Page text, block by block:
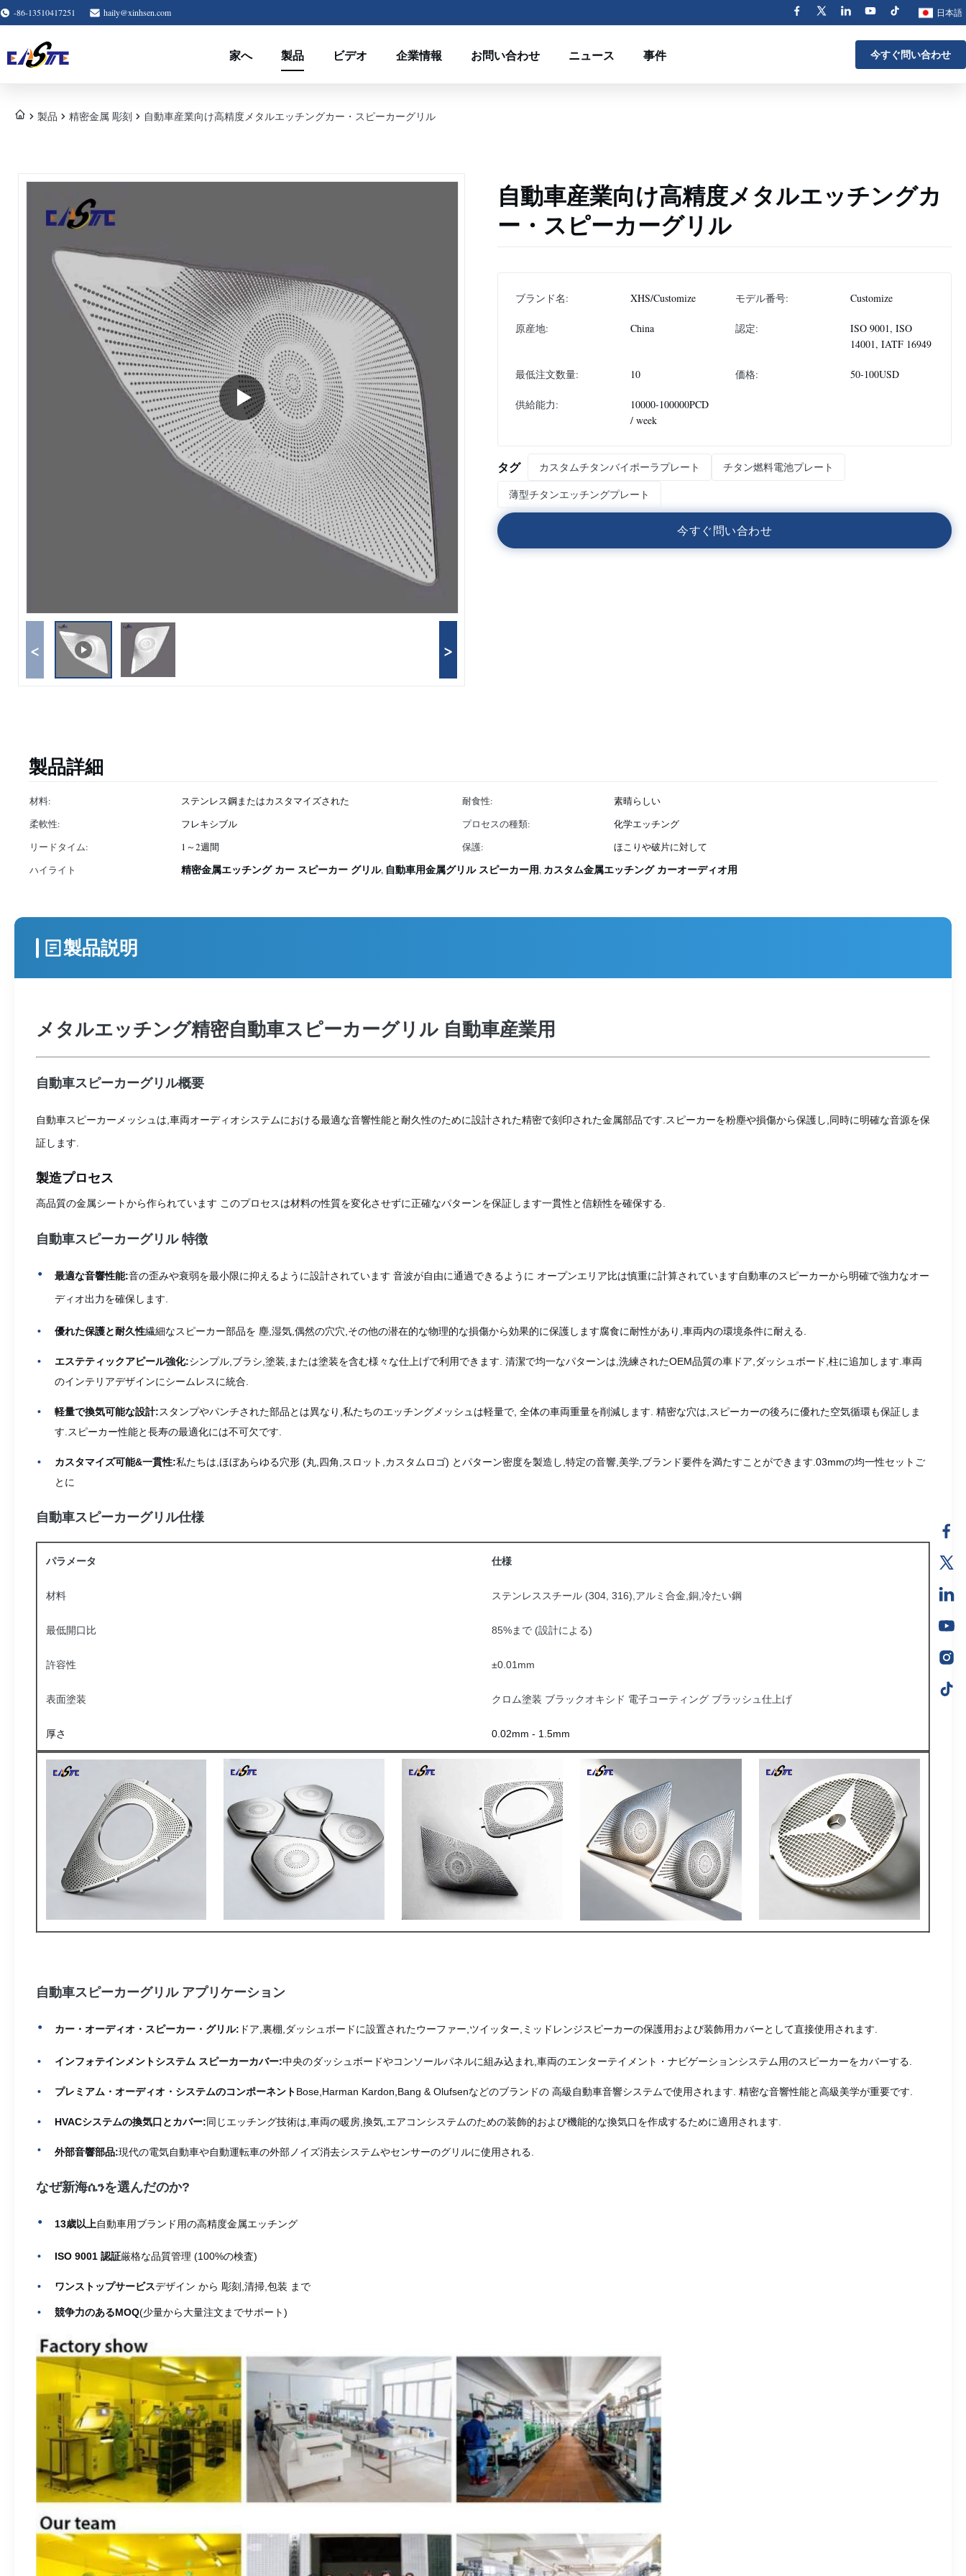
-86-13510417251 haily@xinhsen.com 日本語
家へ 製品 ビデオ 企業情報 お問い合わせ ニュース 事件 今すぐ問い合わせ
製品 精密金属 彫刻 自動車産業向け高精度メタルエッチングカー・スピーカーグリル
< >
自動車産業向け高精度メタルエッチングカ
ー・スピーカーグリル
ブランド名: XHS/Customize モデル番号: Customize
原産地: China 認定:
ISO 9001, ISO
14001, IATF 16949
最低注文数量: 10 価格: 50-100USD
供給能力:
10000-100000PCD
/ week
タグ カスタムチタンバイポーラプレート
チタン燃料電池プレート
薄型チタンエッチングプレート
今すぐ問い合わせ
製品詳細
材料: ステンレス鋼またはカスタマイズされた 耐食性:
素晴らしい
柔軟性:
フレキシブル プロセスの種類:
化学エッチング
リードタイム:
1～2週間 保護:
ほこりや破片に対して
ハイライト
精密金属エッチング カー スピーカー グリル, 自動車用金属グリル スピーカー用, カスタム金属エッチング カーオーディオ用
製品説明
メタルエッチング精密自動車スピーカーグリル 自動車産業用
自動車スピーカーグリル概要
自動車スピーカーメッシュは,車両オーディオシステムにおける最適な音響性能と耐久性のために設計された精密で刻印された金属部品です.スピーカーを粉塵や損傷から保護し,同時に明確な音源を保
証します.
製造プロセス
高品質の金属シートから作られています このプロセスは材料の性質を変化させずに正確なパターンを保証します一貫性と信頼性を確保する.
自動車スピーカーグリル 特徴
最適な音響性能:音の歪みや衰弱を最小限に抑えるように設計されています 音波が自由に通過できるように オープンエリア比は慎重に計算されています自動車のスピーカーから明確で強力なオー
ディオ出力を確保します.
優れた保護と耐久性繊細なスピーカー部品を 塵,湿気,偶然の穴穴,その他の潜在的な物理的な損傷から効果的に保護します腐食に耐性があり,車両内の環境条件に耐える.
エステティックアピール強化:シンプル,ブラシ,塗装,または塗装を含む様々な仕上げで利用できます. 清潔で均一なパターンは,洗練されたOEM品質の車ドア,ダッシュボード,柱に追加します.車両
のインテリアデザインにシームレスに統合.
軽量で換気可能な設計:スタンプやパンチされた部品とは異なり,私たちのエッチングメッシュは軽量で, 全体の車両重量を削減します. 精密な穴は,スピーカーの後ろに優れた空気循環も保証しま
す.スピーカー性能と長寿の最適化には不可欠です.
カスタマイズ可能&一貫性:私たちは,ほぼあらゆる穴形 (丸,四角,スロット,カスタムロゴ) とパターン密度を製造し,特定の音響,美学,ブランド要件を満たすことができます.03mmの均一性セットご
とに
自動車スピーカーグリル仕様
パラメータ 仕様
材料 ステンレススチール (304, 316),アルミ合金,銅,冷たい鋼
最低開口比 85%まで (設計による)
許容性 ±0.01mm
表面塗装 クロム塗装 ブラックオキシド 電子コーティング ブラッシュ仕上げ
厚さ 0.02mm - 1.5mm
自動車スピーカーグリル アプリケーション
カー・オーディオ・スピーカー・グリル: ドア,裏棚,ダッシュボードに設置されたウーファー,ツイッター,ミッドレンジスピーカーの保護用および装飾用カバーとして直接使用されます.
インフォテインメントシステム スピーカーカバー:中央のダッシュボードやコンソールパネルに組み込まれ,車両のエンターテイメント・ナビゲーションシステム用のスピーカーをカバーする.
プレミアム・オーディオ・システムのコンポーネントBose,Harman Kardon,Bang & Olufsenなどのブランドの 高級自動車音響システムで使用されます. 精密な音響性能と高級美学が重要です.
HVACシステムの換気口とカバー:同じエッチング技術は,車両の暖房,換気,エアコンシステムのための装飾的および機能的な換気口を作成するために適用されます.
外部音響部品:現代の電気自動車や自動運転車の外部ノイズ消去システムやセンサーのグリルに使用される.
なぜ新海ሴንを選んだのか?
13歳以上自動車用ブランド用の高精度金属エッチング
ISO 9001 認証厳格な品質管理 (100%の検査)
ワンストップサービスデザイン から 彫刻,清掃,包装 まで
競争力のあるMOQ(少量から大量注文までサポート)